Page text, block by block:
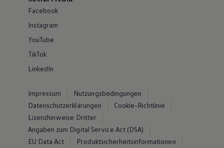
Facebook
Instagram
YouTube
TikTok
LinkedIn
Impressum
Nutzungsbedingungen
Datenschutzerklärungen
Cookie-Richtlinie
Lizenzhinweise Dritter
Angaben zum Digital Service Act (DSA)
EU Data Act
Produktsicherheitsinformationen